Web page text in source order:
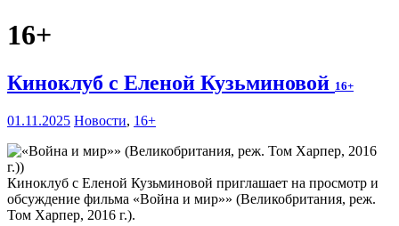
16+
Киноклуб с Еленой Кузьминовой 16+
01.11.2025 Новости, 16+
Киноклуб с Еленой Кузьминовой приглашает на просмотр и
обсуждение фильма «Война и мир»» (Великобритания, реж.
Том Харпер, 2016 г.).